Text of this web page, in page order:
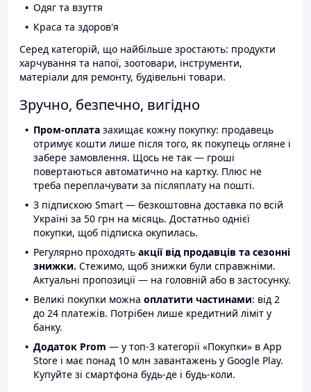
Одяг та взуття
Краса та здоров'я
Серед категорій, що найбільше зростають: продукти
харчування та напої, зоотовари, інструменти,
матеріали для ремонту, будівельні товари.
Зручно, безпечно, вигідно
Пром-оплата захищає кожну покупку: продавець
отримує кошти лише після того, як покупець огляне і
забере замовлення. Щось не так — гроші
повертаються автоматично на картку. Плюс не
треба переплачувати за післяплату на пошті.
З підпискою Smart — безкоштовна доставка по всій
Україні за 50 грн на місяць. Достатньо однієї
покупки, щоб підписка окупилась.
Регулярно проходять акції від продавців та сезонні
знижки. Стежимо, щоб знижки були справжніми.
Актуальні пропозиції — на головній або в застосунку.
Великі покупки можна оплатити частинами: від 2
до 24 платежів. Потрібен лише кредитний ліміт у
банку.
Додаток Prom — у топ-3 категорії «Покупки» в App
Store і має понад 10 млн завантажень у Google Play.
Купуйте зі смартфона будь-де і будь-коли.